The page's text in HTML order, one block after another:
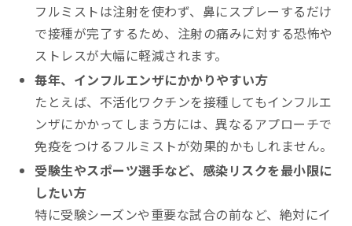
フルミストは注射を使わず、鼻にスプレーするだけ
で接種が完了するため、注射の痛みに対する恐怖や
ストレスが大幅に軽減されます。
毎年、インフルエンザにかかりやすい方
たとえば、不活化ワクチンを接種してもインフルエ
ンザにかかってしまう方には、異なるアプローチで
免疫をつけるフルミストが効果的かもしれません。
受験生やスポーツ選手など、感染リスクを最小限に
したい方
特に受験シーズンや重要な試合の前など、絶対にイ